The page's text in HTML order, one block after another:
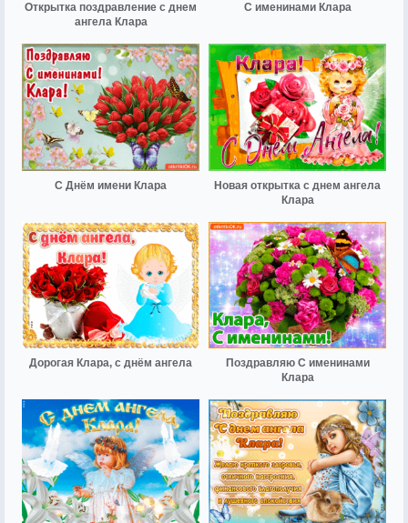
Открытка поздравление с днем
ангела Клара
С именинами Клара
С Днём имени Клара
Новая открытка с днем ангела
Клара
Дорогая Клара, с днём ангела
Поздравляю С именинами
Клара